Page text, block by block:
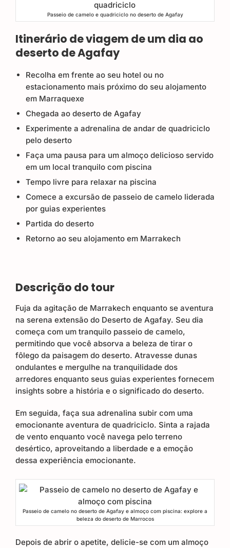
Passeio de camelo e quadriciclo no deserto de Agafay
Itinerário de viagem de um dia ao
deserto de Agafay
Recolha em frente ao seu hotel ou no
estacionamento mais próximo do seu alojamento
em Marraquexe
Chegada ao deserto de Agafay
Experimente a adrenalina de andar de quadriciclo
pelo deserto
Faça uma pausa para um almoço delicioso servido
em um local tranquilo com piscina
Tempo livre para relaxar na piscina
Comece a excursão de passeio de camelo liderada
por guias experientes
Partida do deserto
Retorno ao seu alojamento em Marrakech
Descrição do tour
Fuja da agitação de Marrakech enquanto se aventura
na serena extensão do Deserto de Agafay. Seu dia
começa com um tranquilo passeio de camelo,
permitindo que você absorva a beleza de tirar o
fôlego da paisagem do deserto. Atravesse dunas
ondulantes e mergulhe na tranquilidade dos
arredores enquanto seus guias experientes fornecem
insights sobre a história e o significado do deserto.
Em seguida, faça sua adrenalina subir com uma
emocionante aventura de quadriciclo. Sinta a rajada
de vento enquanto você navega pelo terreno
desértico, aproveitando a liberdade e a emoção
dessa experiência emocionante.
Passeio de camelo no deserto de Agafay e almoço com piscina: explore a
beleza do deserto de Marrocos
Depois de abrir o apetite, delicie-se com um almoço